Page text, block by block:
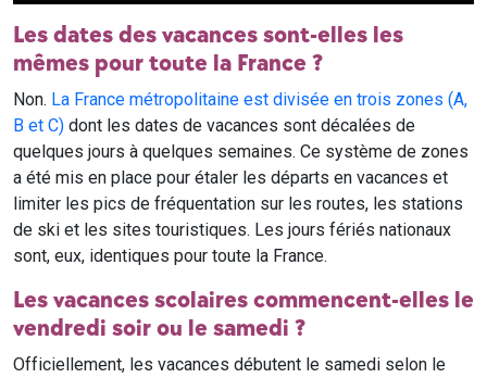
Les dates des vacances sont-elles les
mêmes pour toute la France ?
Non. La France métropolitaine est divisée en trois zones (A,
B et C) dont les dates de vacances sont décalées de
quelques jours à quelques semaines. Ce système de zones
a été mis en place pour étaler les départs en vacances et
limiter les pics de fréquentation sur les routes, les stations
de ski et les sites touristiques. Les jours fériés nationaux
sont, eux, identiques pour toute la France.
Les vacances scolaires commencent-elles le
vendredi soir ou le samedi ?
Officiellement, les vacances débutent le samedi selon le